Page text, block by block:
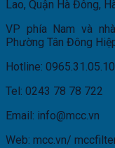
Lao, Quận Hà Đông,
VP phía Nam và
Phường Tân Đông
Hotline: 0965.31.05.10
Tel: 0243 78 78 722
Email: info@mcc.vn
Web: mcc.vn/